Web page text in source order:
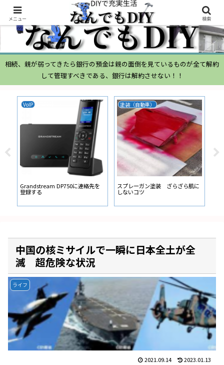
相続、親が弱ってきたら銀行の預金は親の面倒を見ているものが全て解約
して管理すべきである、銀行は解約させない！！
VoIP
Grandstream DP750に連絡先を
登録する
塗装（自動車）
スプレーガン塗装 ざらざら肌に
しないコツ
ム
中国の核ミサイルで一瞬に日本全土が全
滅 超危険な状況
ライフ
2021.09.14 2023.01.13
メニュー 検索